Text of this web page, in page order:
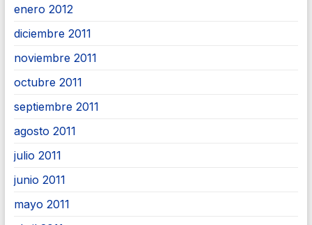
enero 2012
diciembre 2011
noviembre 2011
octubre 2011
septiembre 2011
agosto 2011
julio 2011
junio 2011
mayo 2011